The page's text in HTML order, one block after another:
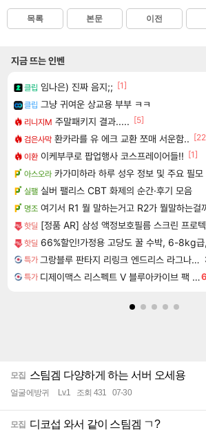
목록 본문 이전
지금 뜨는 인벤
클립 임나은) 진짜 음지;; [1]
클립 그냥 귀여운 상교용 부부 ㅋㅋ
리니지M 주말패키지 결과..... [5]
검은사막 환카라를 유 에크 교환 쪼매 서운함..
이환 이케부쿠로 팝업행사 코스프레이어들!! [1]
아스오라 카가미하라 하루 성우 정보 및 주요 필모
실팰 실버 팰리스 CBT 화제의 순간·후기 모음
명조 여기서 R1 뭘 말하는거고 R2가 뭘말하는걸
핫딜 [정품 AR] 삼성 액정보호필름 스크린 프로텍터
핫딜 66%할인!가정용 고당도 꿀 수박, 6-8kg
특가 그랑블루 판타지 리링크 엔드리스 라그나로크 업그레이드 킷 Granblue Fantasy Relink Endless Ragnarok Upgrade Kit DLC
특가 디제이맥스 리스펙트 V 블루아카이브 팩 DJMAX RESPECT V Blue Archive Pack DLC
모집 스팀겜 다양하게 하는 서버 오세용
얼굴에방귀 Lv.1 조회 431 07-30
모집 디코섭 와서 같이 스팀겜 ㄱ?